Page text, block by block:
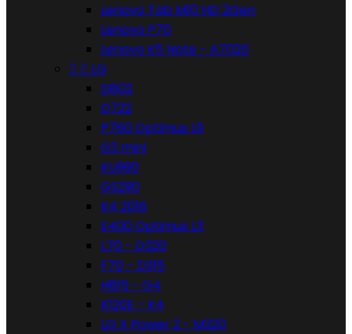
Lenovo Tab M10 HD 2Gen
Lenovo P70
Lenovo K5 Note - A7020
  LG
D802
D722
P760 Optimus L9
G3 mini
KU990
GS290
K4 2016
E400 Optimus L3
L70 - D320
F70 - D315
H815 - G4
K120E - K4
LG X Power 2 - M320